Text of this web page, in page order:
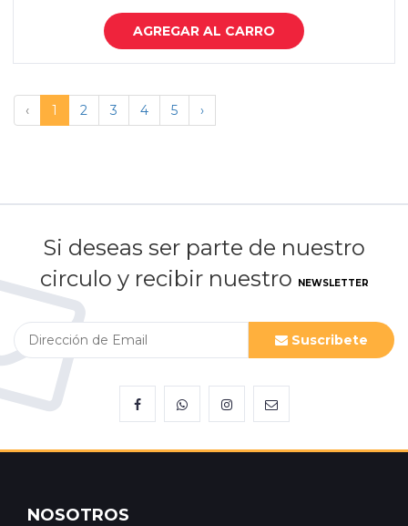
AGREGAR AL CARRO
‹ 1 2 3 4 5 ›
Si deseas ser parte de nuestro
circulo y recibir nuestro
NEWSLETTER
Suscribete
NOSOTROS